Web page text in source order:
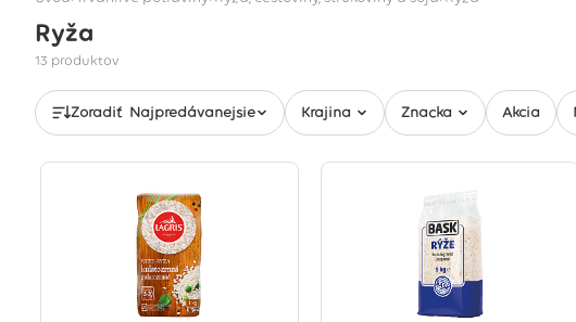
Ryža
13 produktov
Zoradiť Najpredávanejšie Krajina Značka Akcia